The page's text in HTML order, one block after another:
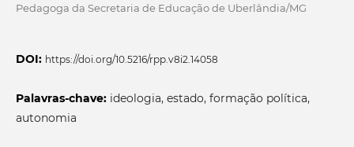
Pedagoga da Secretaria de Educação de Uberlândia/MG
DOI: https://doi.org/10.5216/rpp.v8i2.14058
Palavras-chave: ideologia, estado, formação política,
autonomia